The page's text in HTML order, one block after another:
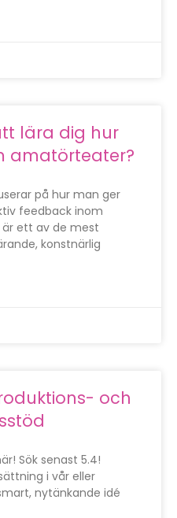
lära dig hur
amatörteater?
på hur man ger
feedback inom
ett av de mest
konstnärlig
och
Sök senast 5.4!
i vår eller
nytänkande idé